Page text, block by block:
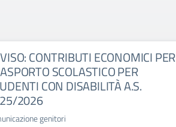
CONTRIBUTI ECONOMICI PER
SCOLASTICO PER
CON DISABILITÀ A.S.
2026
genitori